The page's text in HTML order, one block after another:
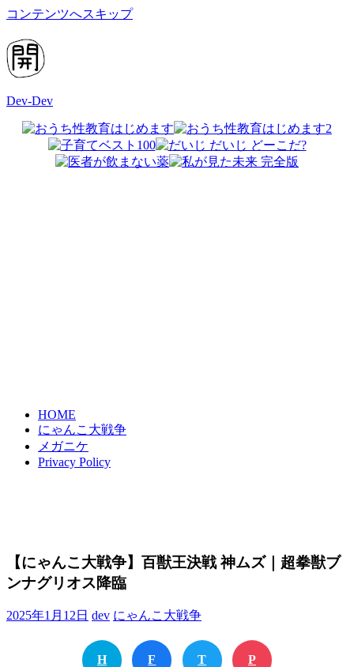
コンテンツへスキップ
Dev-Dev
HOME
にゃんこ大戦争
メガニケ
Privacy Policy
【にゃんこ大戦争】百獣王決戦 神ムズ｜超拳獣ブ
ンナグリオス降臨
2025年1月12日 dev にゃんこ大戦争
H F T P